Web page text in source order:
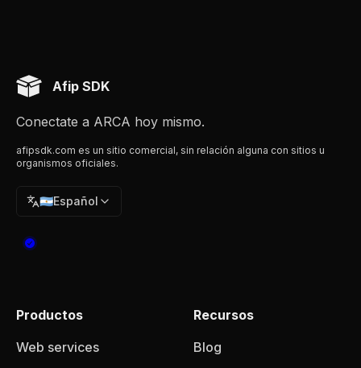
Afip SDK
Conectate a ARCA hoy mismo.
afipsdk.com es un sitio comercial, sin relación alguna con sitios u
organismos oficiales.
🇦🇷Español
Productos
Web services
Recursos
Blog